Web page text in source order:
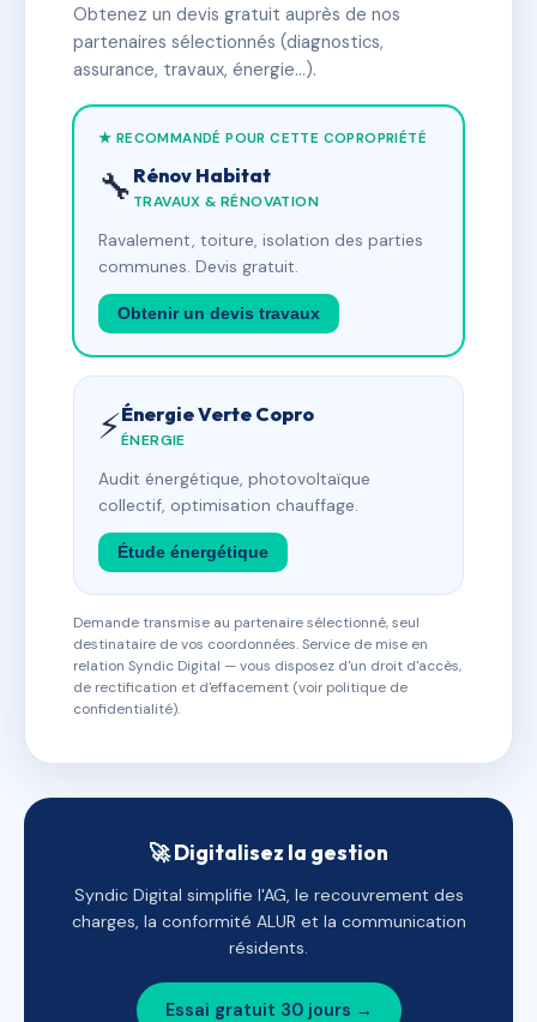
Obtenez un devis gratuit auprès de nos
partenaires sélectionnés (diagnostics,
assurance, travaux, énergie…).
★ RECOMMANDÉ POUR CETTE COPROPRIÉTÉ
🔧 Rénov Habitat
TRAVAUX & RÉNOVATION
Ravalement, toiture, isolation des parties
communes. Devis gratuit.
Obtenir un devis travaux
⚡Énergie Verte Copro
ÉNERGIE
Audit énergétique, photovoltaïque
collectif, optimisation chauffage.
Étude énergétique
Demande transmise au partenaire sélectionné, seul
destinataire de vos coordonnées. Service de mise en
relation Syndic Digital — vous disposez d'un droit d'accès,
de rectification et d'effacement (voir politique de
confidentialité).
🚀 Digitalisez la gestion
Syndic Digital simplifie l'AG, le recouvrement des
charges, la conformité ALUR et la communication
résidents.
Essai gratuit 30 jours →